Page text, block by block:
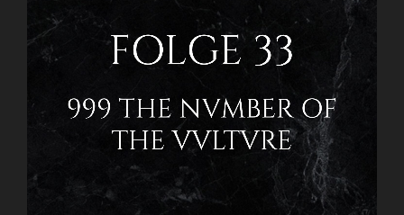
Recap“